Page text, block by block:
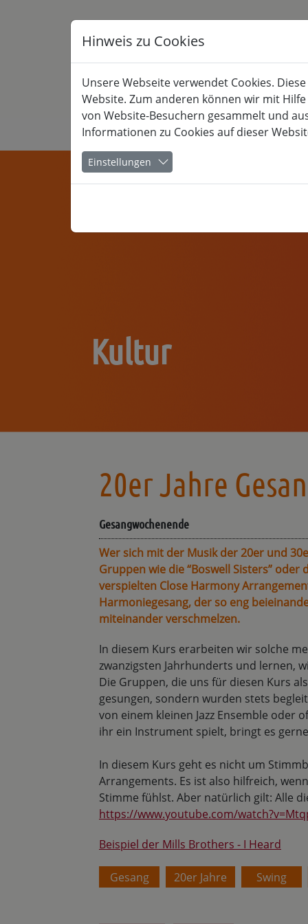
KULTUR
Kultur
20er Jahre
Gesangwochenende
Wer sich mit der Musik der 20er und
Gruppen wie die “Boswell Sisters”
verspielten Close Harmony
Harmoniegesang, der so eng
miteinander verschmelzen.
In diesem Kurs erarbeiten wir solche
zwanzigsten Jahrhunderts und lernen,
Die Gruppen, die uns für diesen Kurs
gesungen, sondern wurden stets
von einem kleinen Jazz Ensemble oder
ihr ein Instrument spielt, bringt es
In diesem Kurs geht es nicht um
Arrangements. Es ist also hilfreich,
Stimme fühlst. Aber natürlich gilt: Alle
https://www.youtube.com/
Beispiel der Mills Brothers - I Heard
Gesang 20er Jahre Swing
Hinweis zu Cookies
Unsere Webseite verwendet Cookies.
Website. Zum anderen können wir mit
von Website-Besuchern gesammelt und
Informationen zu Cookies auf dieser
Einstellungen